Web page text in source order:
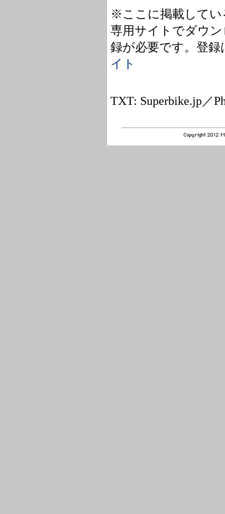
※ここに掲載してい
専用サイトでダウ
録が必要です。登
イト
TXT: Superbike.jp／